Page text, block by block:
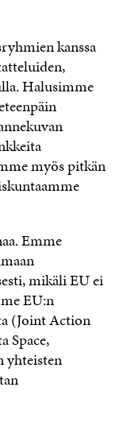
kanssa
Halusimme
myös pitkän
Emme
mikäli EU ei
EU:n
(Joint Action
Space,
yhteisten